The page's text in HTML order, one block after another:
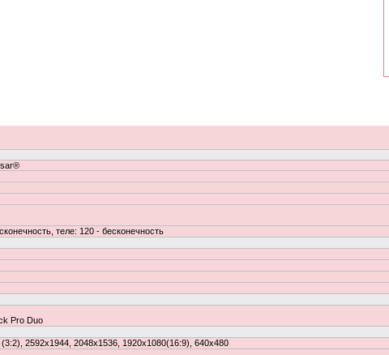
теле: 120 - бесконечность
Pro Duo
2592x1944, 2048x1536, 1920x1080(16:9), 640x480